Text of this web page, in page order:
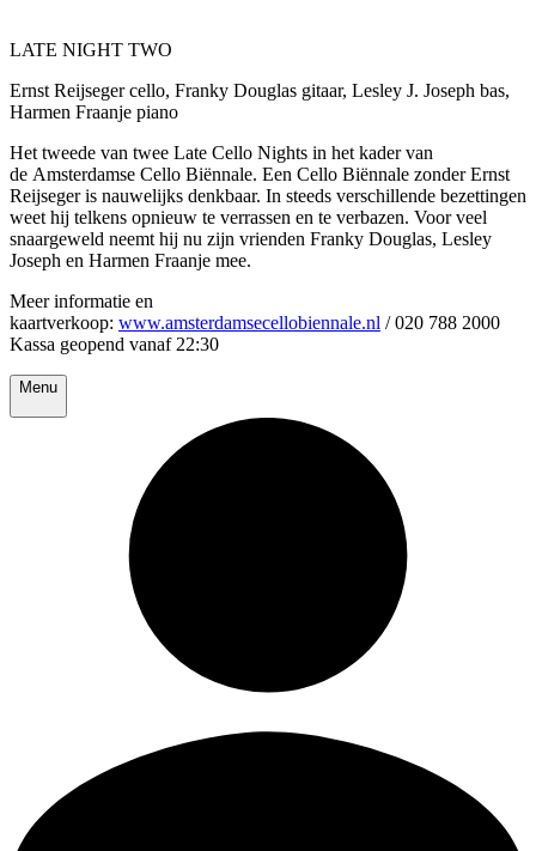
LATE NIGHT TWO
Ernst Reijseger cello, Franky Douglas gitaar, Lesley J. Joseph bas,
Harmen Fraanje piano
Het tweede van twee Late Cello Nights in het kader van
de Amsterdamse Cello Biënnale. Een Cello Biënnale zonder Ernst
Reijseger is nauwelijks denkbaar. In steeds verschillende bezettingen
weet hij telkens opnieuw te verrassen en te verbazen. Voor veel
snaargeweld neemt hij nu zijn vrienden Franky Douglas, Lesley
Joseph en Harmen Fraanje mee.
Meer informatie en
kaartverkoop: www.amsterdamsecellobiennale.nl / 020 788 2000
Kassa geopend vanaf 22:30
Menu